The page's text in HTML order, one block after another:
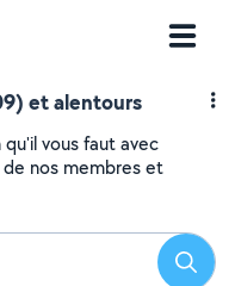
et alentours
vous faut avec
de nos membres et